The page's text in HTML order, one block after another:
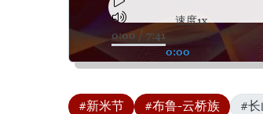
0:00 / 7:41
0:00
速度1x
#新米节 #布鲁-云桥族 #